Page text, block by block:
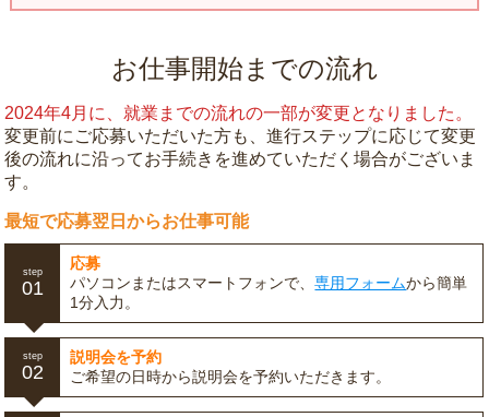
お仕事開始までの流れ
2024年4月に、就業までの流れの一部が変更となりました。
変更前にご応募いただいた方も、進行ステップに応じて変更
後の流れに沿ってお手続きを進めていただく場合がございま
す。
最短で応募翌日からお仕事可能
step
01
応募
パソコンまたはスマートフォンで、専用フォームから簡単
1分入力。
step
02
説明会を予約
ご希望の日時から説明会を予約いただきます。